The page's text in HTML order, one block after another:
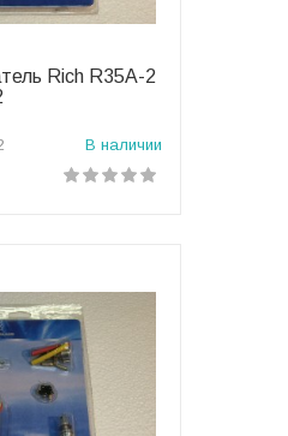
корзинуRich R35A-2
В наличии